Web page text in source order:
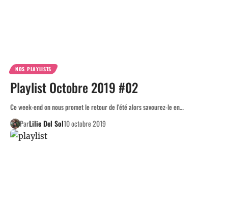
NOS PLAYLISTS
Playlist Octobre 2019 #02
Ce week-end on nous promet le retour de l'été alors savourez-le en…
ParLilie Del Sol10 octobre 2019